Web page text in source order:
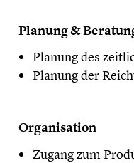
Planung &
Planung des
Planung der
Organisation
Zugang zum